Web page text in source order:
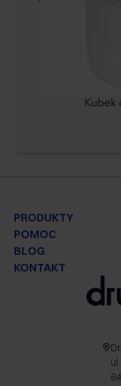
Kubek
PRODUKTY
POMOC
BLOG
KONTAKT